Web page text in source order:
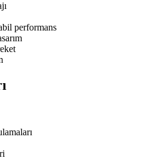
performans